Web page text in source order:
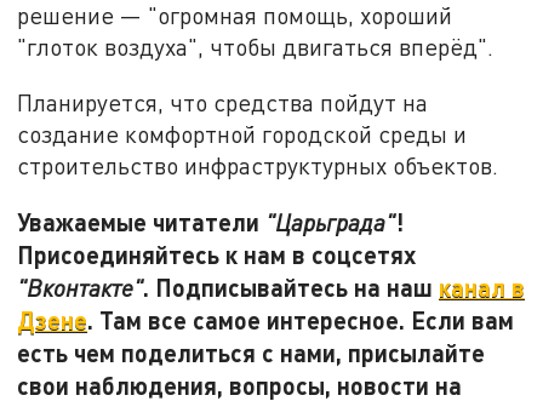
решение — "огромная помощь, хороший
"глоток воздуха", чтобы двигаться вперёд".
Планируется, что средства пойдут на
создание комфортной городской среды и
строительство инфраструктурных объектов.
Уважаемые читатели "Царьграда"!
Присоединяйтесь к нам в соцсетях
"Вконтакте". Подписывайтесь на наш канал в
Дзене. Там все самое интересное. Если вам
есть чем поделиться с нами, присылайте
свои наблюдения, вопросы, новости на